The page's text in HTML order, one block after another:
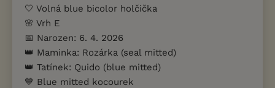
🤍 Volná blue bicolor holčička
🌸 Vrh E
📅 Narozen: 6. 4. 2026
👑 Maminka: Rozárka (seal mitted)
👑 Tatínek: Quido (blue mitted)
💙 Blue mitted kocourek